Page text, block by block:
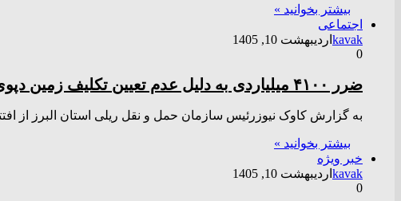
بیشتر بخوانید »
اجتماعی
kavak اردیبهشت 10, 1405
0
ضرر ۴۱۰۰ میلیاردی به دلیل عدم تعیین تکلیف زمین دپوی خط ۲ مترو کرج
به گزارش کاوک نیوزرئیس سازمان حمل و نقل ریلی استان البرز از افتتاح
بیشتر بخوانید »
خبر ویژه
kavak اردیبهشت 10, 1405
0